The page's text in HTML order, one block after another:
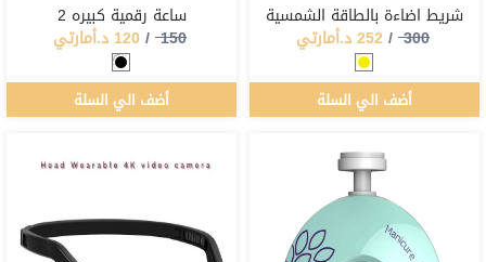
شريط اضاءة بالطاقة الشمسية
300
/
252د.أمارتي
أضف الي السلة
ساعة رقمية كبيره 2
150
/
120 د.أمارتي
أضف الي السلة